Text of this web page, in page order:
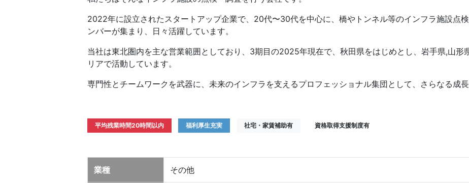
2022年に設立されたスタートアップ企業で、20代〜30代を中心に、橋やトンネル等のインフラ施設点
ンバーが集まり、日々活躍しています。
当社は東北圏内を主な営業範囲としており、3期目の2025年現在で、秋田県をはじめとし、岩手県,山形
リアで活動しています。
専門性とチームワークを武器に、未来のインフラを支えるプロフェッショナル集団として、さらなる成長
平均残業時間20時間以内 福利厚生充実 社宅・家賃補助有 資格取得支援制度有
業種 その他